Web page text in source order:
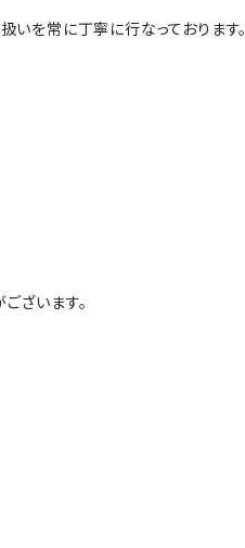
いを常に丁寧に行なっております。
ざいます。